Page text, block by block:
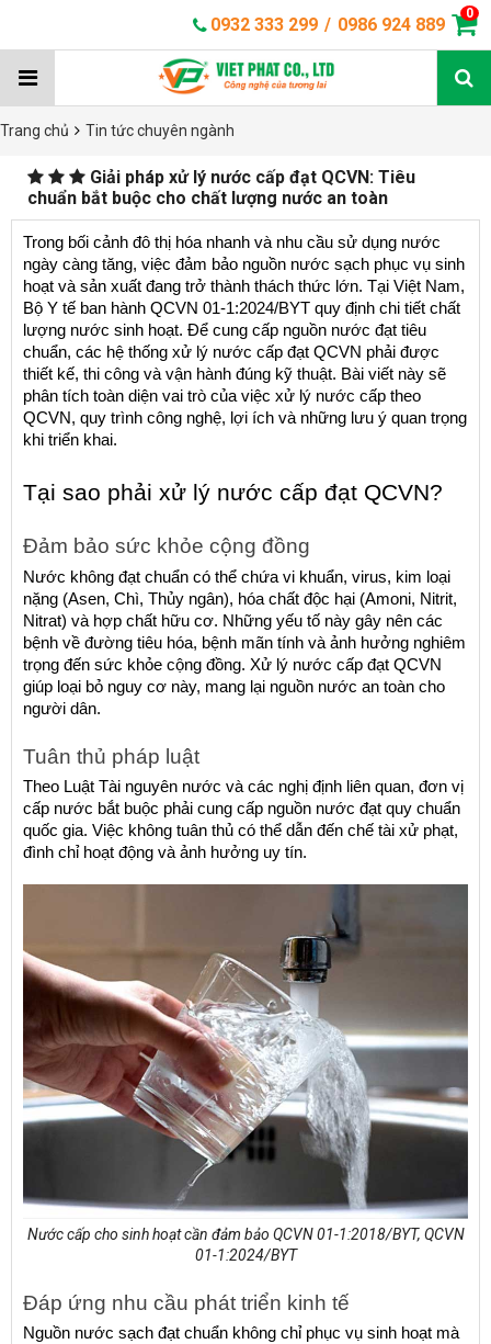
0932 333 299 / 0986 924 889
0
Trang chủ Tin tức chuyên ngành
Giải pháp xử lý nước cấp đạt QCVN: Tiêu
chuẩn bắt buộc cho chất lượng nước an toàn
Trong bối cảnh đô thị hóa nhanh và nhu cầu sử dụng nước
ngày càng tăng, việc đảm bảo nguồn nước sạch phục vụ sinh
hoạt và sản xuất đang trở thành thách thức lớn. Tại Việt Nam,
Bộ Y tế ban hành QCVN 01-1:2024/BYT quy định chi tiết chất
lượng nước sinh hoạt. Để cung cấp nguồn nước đạt tiêu
chuẩn, các hệ thống xử lý nước cấp đạt QCVN phải được
thiết kế, thi công và vận hành đúng kỹ thuật. Bài viết này sẽ
phân tích toàn diện vai trò của việc xử lý nước cấp theo
QCVN, quy trình công nghệ, lợi ích và những lưu ý quan trọng
khi triển khai.
Tại sao phải xử lý nước cấp đạt QCVN?
Đảm bảo sức khỏe cộng đồng
Nước không đạt chuẩn có thể chứa vi khuẩn, virus, kim loại
nặng (Asen, Chì, Thủy ngân), hóa chất độc hại (Amoni, Nitrit,
Nitrat) và hợp chất hữu cơ. Những yếu tố này gây nên các
bệnh về đường tiêu hóa, bệnh mãn tính và ảnh hưởng nghiêm
trọng đến sức khỏe cộng đồng. Xử lý nước cấp đạt QCVN
giúp loại bỏ nguy cơ này, mang lại nguồn nước an toàn cho
người dân.
Tuân thủ pháp luật
Theo Luật Tài nguyên nước và các nghị định liên quan, đơn vị
cấp nước bắt buộc phải cung cấp nguồn nước đạt quy chuẩn
quốc gia. Việc không tuân thủ có thể dẫn đến chế tài xử phạt,
đình chỉ hoạt động và ảnh hưởng uy tín.
Nước cấp cho sinh hoạt cần đảm bảo QCVN 01-1:2018/BYT, QCVN
01-1:2024/BYT
Đáp ứng nhu cầu phát triển kinh tế
Nguồn nước sạch đạt chuẩn không chỉ phục vụ sinh hoạt mà